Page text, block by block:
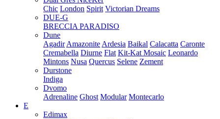
Chic London Spirit Victorian Dreams
DUE-G
BRECCIA PARADISO
Dune
Agadir Amazonite Ardesia Baikal Calacatta Caronte
Cremabella Diurne Flat Kit-Kat Mosaic Leonardo
Mintons Nusa Quercus Selene Zement
Durstone
Indiga
Dvomo
Adrenaline Ghost Modular Montecarlo
E
Edimax